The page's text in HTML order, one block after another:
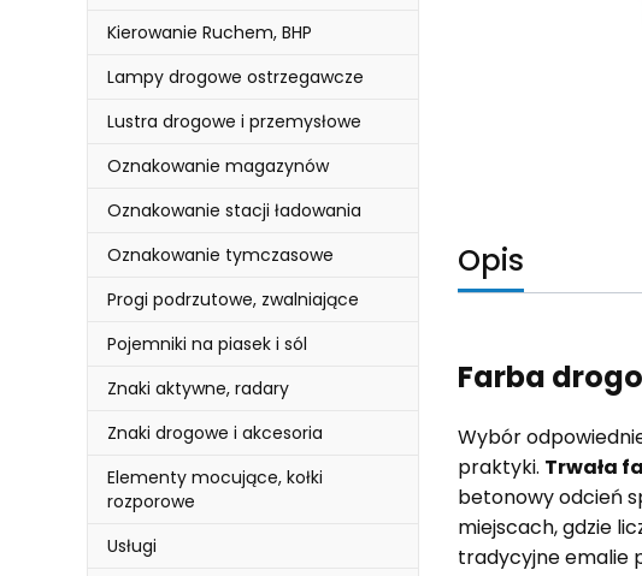
Kierowanie Ruchem, BHP
Lampy drogowe ostrzegawcze
Lustra drogowe i przemysłowe
Oznakowanie magazynów
Oznakowanie stacji ładowania
Oznakowanie tymczasowe
Progi podrzutowe, zwalniające
Pojemniki na piasek i sól
Znaki aktywne, radary
Znaki drogowe i akcesoria
Elementy mocujące, kołki
rozporowe
Usługi
Opis
Farba
Wybór
praktyki. Trwała
betonowy odcień
miejscach, gdzie
tradycyjne emalie